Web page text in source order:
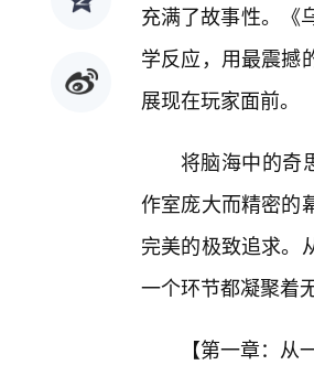
充满了故事性。《
学反应，用最震撼
展现在玩家面前。
将脑海中的奇
作室庞大而精密的
完美的极致追求。
一个环节都凝聚着
【第一章：